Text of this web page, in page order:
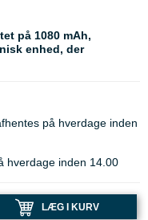
på 1080 mAh,
enhed, der
på hverdage inden
hverdage inden 14.00
LÆG I KURV